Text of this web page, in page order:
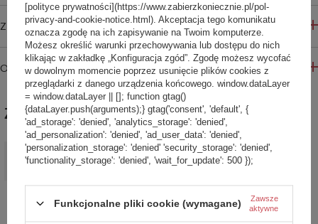
ZADAJ PYTANIE
OPINIE
ZABIERZ JESZCZE :)
PROMOCJA
Kubek termiczny Contigo West Loop 2.0 470ml - Folklor -
Najniższa cena produktu w okresie 30 dni przed
[polityce prywatności](https://www.zabierzkoniecznie.pl/pol-
privacy-and-cookie-notice.html). Akceptacja tego komunikatu
oznacza zgodę na ich zapisywanie na Twoim komputerze.
Możesz określić warunki przechowywania lub dostępu do nich
klikając w zakładkę „Konfiguracja zgód”. Zgodę możesz wycofać
w dowolnym momencie poprzez usunięcie plików cookies z
przeglądarki z danego urządzenia końcowego. window.dataLayer
= window.dataLayer || []; function gtag()
{dataLayer.push(arguments);} gtag('consent', 'default', {
'ad_storage': 'denied', 'analytics_storage': 'denied',
'ad_personalization': 'denied', 'ad_user_data': 'denied',
'personalization_storage': 'denied' 'security_storage': 'denied',
'functionality_storage': 'denied', 'wait_for_update': 500 });
Funkcjonalne pliki cookie (wymagane) Zawsze
aktywne